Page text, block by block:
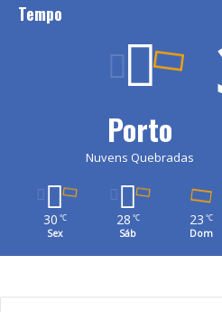
Tempo
Porto
Nuvens Quebradas
30 ℃
Sex
28 ℃
Sáb
23 ℃
Dom